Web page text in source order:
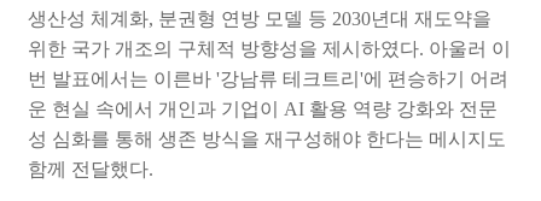
생산성 체계화, 분권형 연방 모델 등 2030년대 재도약을
위한 국가 개조의 구체적 방향성을 제시하였다. 아울러 이
번 발표에서는 이른바 '강남류 테크트리 '에 편승하기 어려
운 현실 속에서 개인과 기업이 AI 활용 역량 강화와 전문
성 심화를 통해 생존 방식을 재구성해야 한다는 메시지도
함께 전달했다.